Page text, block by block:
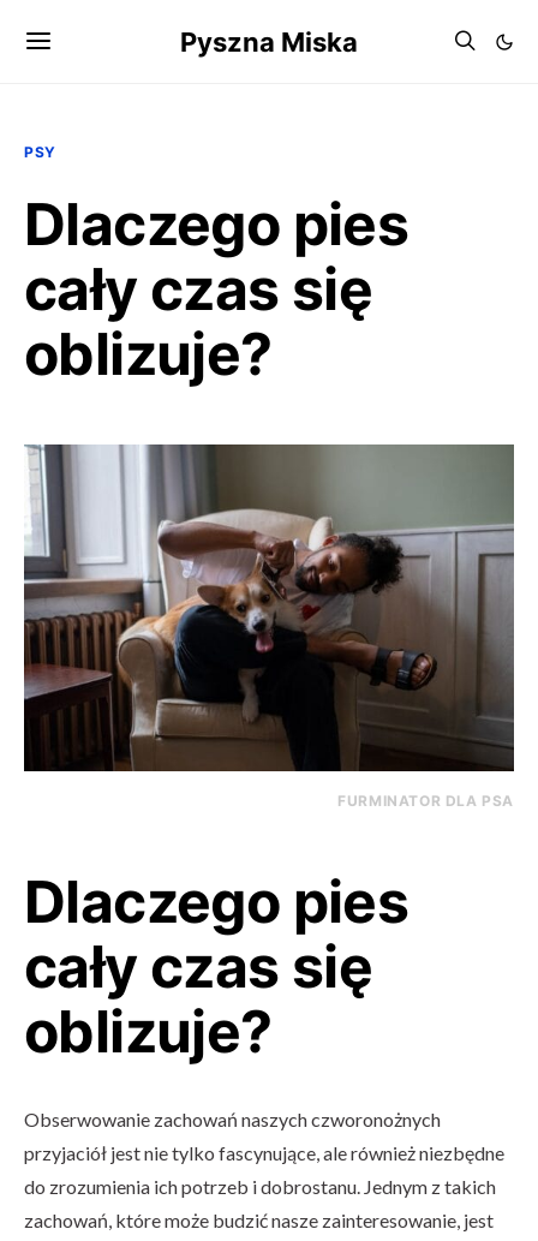
Pyszna Miska
PSY
Dlaczego pies
cały czas się
oblizuje?
FURMINATOR DLA PSA
Dlaczego pies
cały czas się
oblizuje?
Obserwowanie zachowań naszych czworonożnych
przyjaciół jest nie tylko fascynujące, ale również niezbędne
do zrozumienia ich potrzeb i dobrostanu. Jednym z takich
zachowań, które może budzić nasze zainteresowanie, jest